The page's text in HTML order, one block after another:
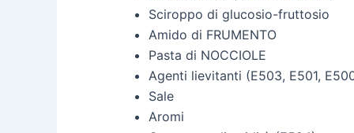
Sciroppo di glucosio-fruttosio
Amido di FRUMENTO
Pasta di NOCCIOLE
Agenti lievitanti (E503, E501,
Sale
Aromi